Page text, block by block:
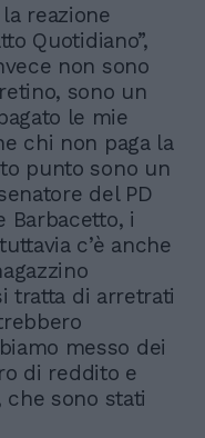
reazione
Quotidiano”,
non sono
sono un
le mie
chi non paga la
punto sono un
del PD
Barbacetto, i
c’è anche
tratta di arretrati
messo dei
di reddito e
sono stati